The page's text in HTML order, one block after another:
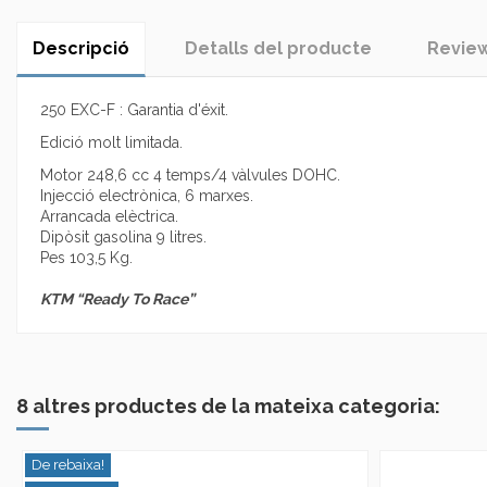
Descripció Detalls del producte
250 EXC-F : Garantia d'éxit.
Edició molt limitada.
Motor 248,6 cc 4 temps/4 vàlvules DOHC.
Injecció electrònica, 6 marxes.
Arrancada elèctrica.
Dipòsit gasolina 9 litres.
Pes 103,5 Kg.
KTM “Ready To Race”
8 altres productes de la mateixa categoria:
De rebaixa!